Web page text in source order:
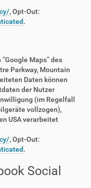
, Opt-Out:
.
Maps” des
Parkway, Mountain
Daten können
der Nutzer
(im Regelfall
vollzogen),
USA verarbeitet
, Opt-Out:
.
Social